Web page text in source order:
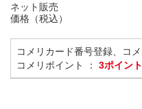
ネット販売
価格（税込）
コメリカード番号登録、コ
コメリポイント ： 3ポイン